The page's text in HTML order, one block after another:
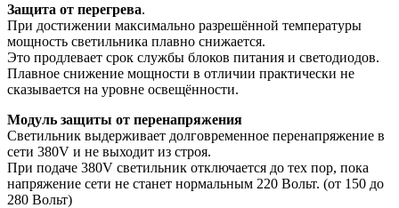
Защита от перегрева.
При достижении максимально разрешённой температуры
мощность светильника плавно снижается.
Это продлевает срок службы блоков питания и светодиодов.
Плавное снижение мощности в отличии практически не
сказывается на уровне освещённости.
Модуль защиты от перенапряжения
Светильник выдерживает долговременное перенапряжение в
сети 380V и не выходит из строя.
При подаче 380V светильник отключается до тех пор, пока
напряжение сети не станет нормальным 220 Вольт. (от 150 до
280 Вольт)